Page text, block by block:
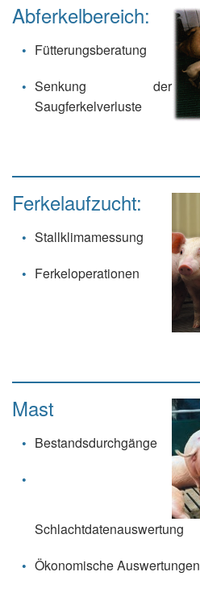
Abferkelbereich:
Fütterungsberatung
Senkung der
Saugferkelverluste
Ferkelaufzucht:
Stallklimamessung
Ferkeloperationen
Mast
Bestandsdurchgänge
Schlachtdatenauswertung
Ökonomische Auswertungen